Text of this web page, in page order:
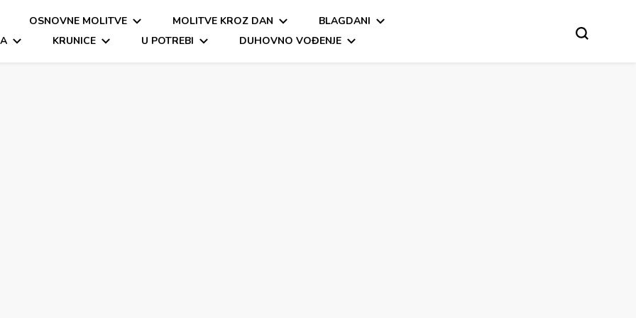
molitva
oče naš, zdravo marijo
OSNOVNE MOLITVE MOLITVE KROZ DAN
BLAGDANI
KRUNICE U POTREBI DUHOVNO VOĐENJE